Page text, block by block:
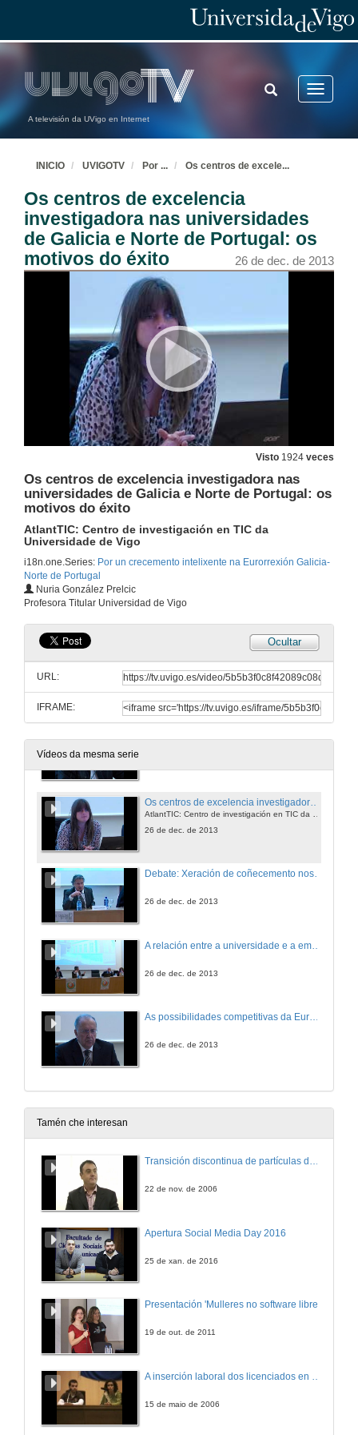
A televisión da UVigo en Internet
Toggle
TOGGLE
SEARCH
INICIO UVIGOTV Por ... Os centros de excele...
Os centros de excelencia
investigadora nas universidades
de Galicia e Norte de Portugal: os
motivos do éxito
26 de dec. de 2013
Visto 1924 veces
Os centros de excelencia investigadora nas
universidades de Galicia e Norte de Portugal: os
motivos do éxito
AtlantTIC: Centro de investigación en TIC da
Universidade de Vigo
i18n.one.Series: Por un crecemento intelixente na Eurorrexión Galicia-
Norte de Portugal
Nuria González Prelcic
Profesora Titular Universidad de Vigo
Ocultar
URL:
IFRAME:
Vídeos da mesma serie
Acto de apertura
26 de dec. de 2013
CRUSOE: Rede intelixente
26 de dec. de 2013
Turno de preguntas
Presentación mesa redonda
CIMUS: Center for Research in Molecular Medicine and Chronical Disease
26 de dec. de 2013
ICVS: Life and Health Sciences Research Institute
AtlantTIC: Centro de investigación en TIC da Universidade de Vigo
26 de dec. de 2013
Debate: Xeración de coñecemento nos centros tecnolóxicos
26 de dec. de 2013
26 de dec. de 2013
As possibilidades competitivas da Euro-região Galiza/Norte de Portugal
26 de dec. de 2013
Tamén che interesan
Transición discontinua de partículas de microgel termosensible
22 de nov. de 2006
Apertura Social Media Day 2016
25 de xan. de 2016
Presentación 'Mulleres no software libre'
19 de out. de 2011
15 de maio de 2006